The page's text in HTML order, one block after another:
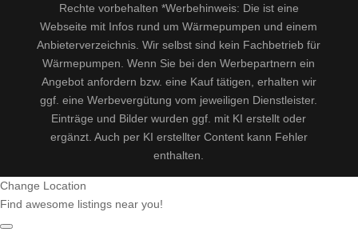
Rechte vorbehalten *Werbehinweis: Die ist eine
Webseite mit Infos rund um Wärmepumpen und einem
Anbieterverzeichnis. Wir selbst sind kein Fachbetrieb für
Wärmepumpen. Wenn Sie bei den Werbepartnern ein
Angebot anfordern bzw. eine Kauf tätigen, erhalten wir
ggf. eine Werbevergütung vom jeweiligen Dienstleister.
Einträge und Bilder wurden ggf. mit KI erstellt oder
ergänzt. Auch per KI erstellter Content kann Fehler
enthalten.
Change Location
Find awesome listings near you!